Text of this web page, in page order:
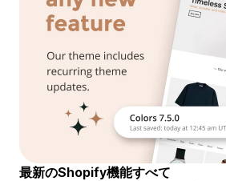
最新のShopify機能すべて